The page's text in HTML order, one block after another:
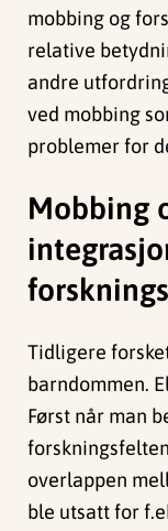
mobbing og
relative
andre
ved mobbing
problemer for
Mobbing
Tidligere
barndommen.
Først når man
overlappen
ble utsatt for